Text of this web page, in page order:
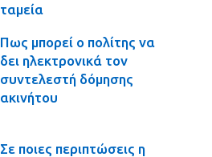
ταμεία
Πως μπορεί ο πολίτης να
δει ηλεκτρονικά τον
συντελεστή δόμησης
ακινήτου
Σε ποιες περιπτώσεις η